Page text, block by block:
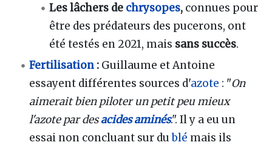
Les lâchers de chrysopes, connues pour
être des prédateurs des pucerons, ont
été testés en 2021, mais sans succès.
Fertilisation : Guillaume et Antoine
essayent différentes sources d'azote : "On
aimerait bien piloter un petit peu mieux
l'azote par desacides aminés.". Il y a eu un
essai non concluant sur dublé mais ils